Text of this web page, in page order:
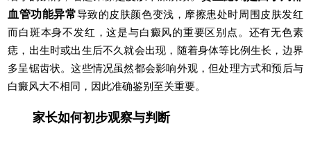
血管功能异常导致的皮肤颜色变浅，摩擦患处时周围皮肤发红
而白斑本身不发红，这是与白癜风的重要区别点。还有无色素
痣，出生时或出生后不久就会出现，随着身体等比例生长，边界
多呈锯齿状。这些情况虽然都会影响外观，但处理方式和预后与
白癜风大不相同，因此准确鉴别至关重要。
家长如何初步观察与判断